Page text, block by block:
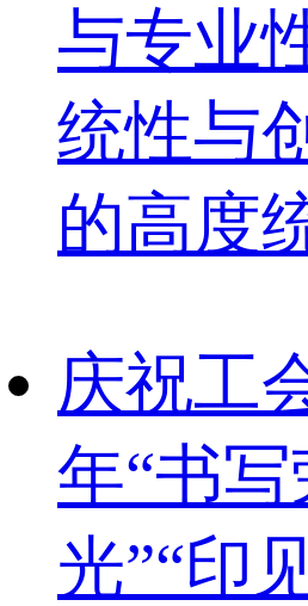
与专业
统性与
的高度
庆祝工
年“书写
光”“印